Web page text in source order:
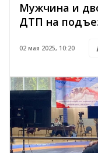
Мужчина и
ДТП на
02 мая 2025, 10:20